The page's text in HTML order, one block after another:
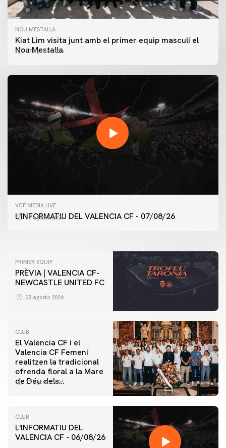
NOU MESTALLA
Kiat Lim visita junt amb el primer equip masculí el
Nou Mestalla
07 agosto 2026
VCF MEDIA LIVE
L'INFORMATIU DEL VALENCIA CF - 07/08/26
07 agosto 2026
PRIMER EQUIP
ENTRENAMENT DEL VALENCIA CF 7/8/2026
PRIMER EQUIP
PRÈVIA | VALENCIA CF-
NEWCASTLE UNITED FC
08 agosto 2026
CLUB
El Valencia CF i el
Valencia CF Femení
realitzen la tradicional
ofrenda floral a la Mare
de Déu dels
07 agosto 2026
CLUB
L'INFORMATIU DEL
VALENCIA CF - 06/08/26